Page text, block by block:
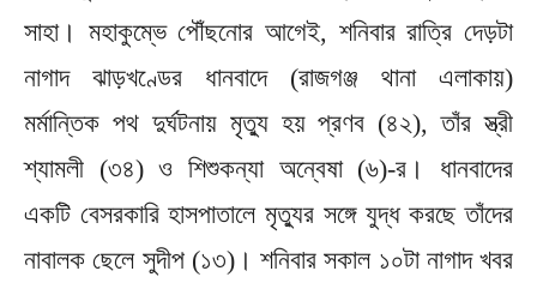
সাহা। মহাকুম্ভে পৌঁছনোর আগেই, শনিবার রাত্রি দেড়টা
নাগাদ ঝাড়খণ্ডের ধানবাদে (রাজগঞ্জ থানা এলাকায়)
মর্মান্তিক পথ দুর্ঘটনায় মৃত্যু হয় প্রণব (৪২), তাঁর স্ত্রী
শ্যামলী (৩৪) ও শিশুকন্যা অন্বেষা (৬)-র। ধানবাদের
একটি বেসরকারি হাসপাতালে মৃত্যুর সঙ্গে যুদ্ধ করছে তাঁদের
নাবালক ছেলে সুদীপ (১৩)। শনিবার সকাল ১০টা নাগাদ খবর